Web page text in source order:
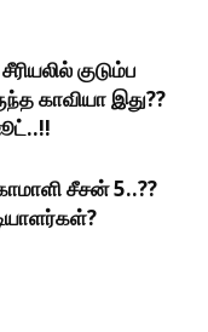
குடும்ப
காவியா இது??
சீசன் 5..??